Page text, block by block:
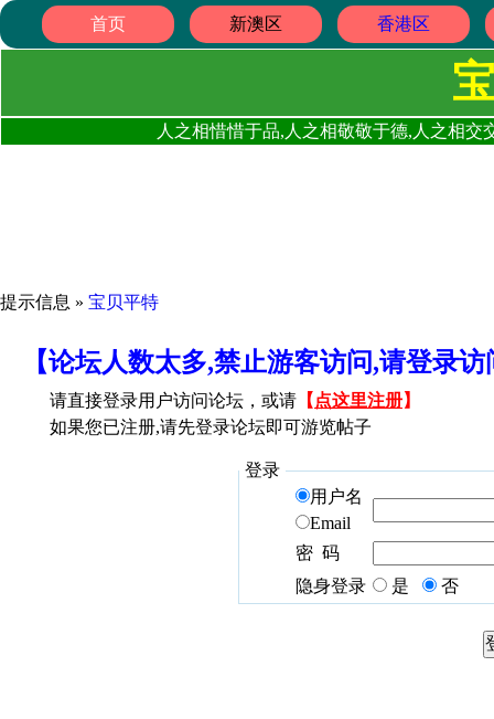
首页 新澳区 香港区
人之相惜惜于品,人之相敬敬于德,人之相
提示信息 » 宝贝平特
【论坛人数太多,禁止游客访问,请登录
请直接登录用户访问论坛，或请 【 点这里注册】
如果您已注册,请先登录论坛即可游览帖子
登录
用户名
Email
密 码
隐身登录
是 否